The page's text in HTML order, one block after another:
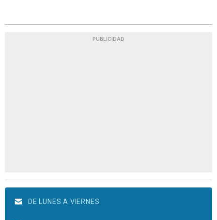
PUBLICIDAD
DE LUNES A VIERNES